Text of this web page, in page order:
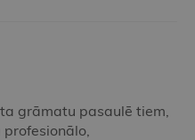
grāmatu pasaulē tiem,